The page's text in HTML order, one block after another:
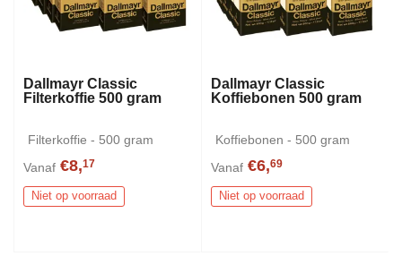
Dallmayr Classic
Filterkoffie 500 gram
Filterkoffie - 500 gram
Vanaf €8,17
Niet op voorraad
Dallmayr Classic
Koffiebonen 500 gram
Koffiebonen - 500 gram
Vanaf €6,69
Niet op voorraad